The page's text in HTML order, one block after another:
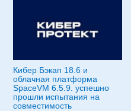
Кибер Бэкап 18.6 и
облачная платформа
SpaceVM 6.5.9. успешно
прошли испытания на
совместимость